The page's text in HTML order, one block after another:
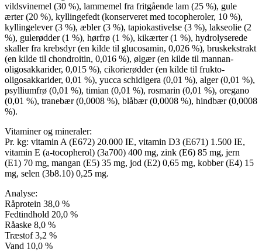
vildsvinemel (30 %), lammemel fra fritgående lam (25 %), gule
ærter (20 %), kyllingefedt (konserveret med tocopheroler, 10 %),
kyllingelever (3 %), æbler (3 %), tapiokastivelse (3 %), lakseolie (2
%), gulerødder (1 %), hørfrø (1 %), kikærter (1 %), hydrolyserede
skaller fra krebsdyr (en kilde til glucosamin, 0,026 %), bruskekstrakt
(en kilde til chondroitin, 0,016 %), ølgær (en kilde til mannan-
oligosakkarider, 0,015 %), cikorierødder (en kilde til frukto-
oligosakkarider, 0,01 %), yucca schidigera (0,01 %), alger (0,01 %),
psylliumfrø (0,01 %), timian (0,01 %), rosmarin (0,01 %), oregano
(0,01 %), tranebær (0,0008 %), blåbær (0,0008 %), hindbær (0,0008
%).
Vitaminer og mineraler:
Pr. kg: vitamin A (E672) 20.000 IE, vitamin D3 (E671) 1.500 IE,
vitamin E (a-tocopherol) (3a700) 400 mg, zink (E6) 85 mg, jern
(E1) 70 mg, mangan (E5) 35 mg, jod (E2) 0,65 mg, kobber (E4) 15
mg, selen (3b8.10) 0,25 mg.
Analyse:
Råprotein 38,0 %
Fedtindhold 20,0 %
Råaske 8,0 %
Træstof 3,2 %
Vand 10,0 %